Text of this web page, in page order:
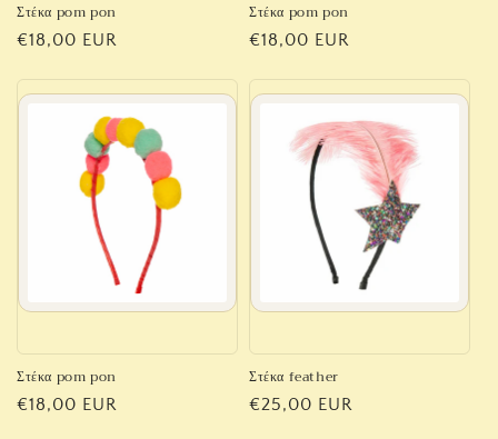
Στέκα pom pon
Regular
€18,00 EUR
Στέκα pom pon
Regular
€18,00 EUR
Στέκα pom pon
Regular
€18,00 EUR
Στέκα feather
Regular
€25,00 EUR